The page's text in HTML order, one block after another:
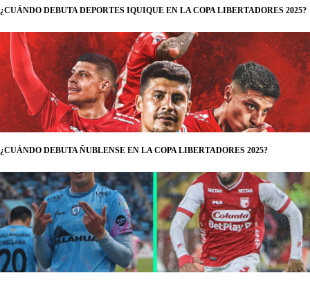
¿CUÁNDO DEBUTA DEPORTES IQUIQUE EN LA COPA LIBERTADORES 2025?
¿CUÁNDO DEBUTA ÑUBLENSE EN LA COPA LIBERTADORES 2025?